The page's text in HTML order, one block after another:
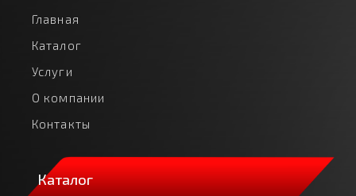
Главная
Каталог
Услуги
О компании
Контакты
Каталог